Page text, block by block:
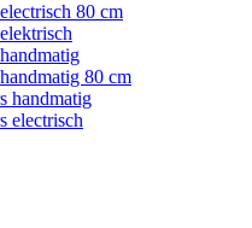
80 cm
80 cm
handmatig
electrisch